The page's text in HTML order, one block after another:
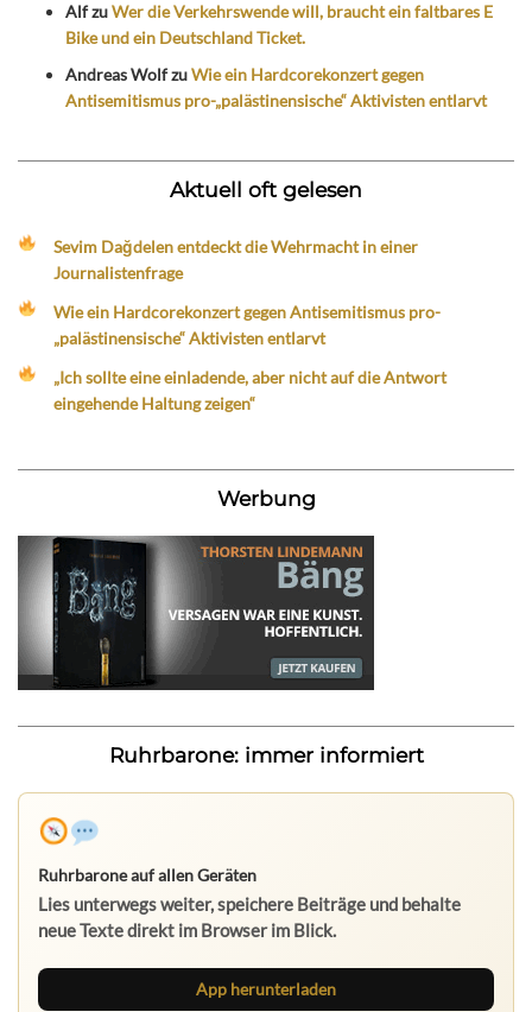
AlfzuWer die Verkehrswende will, braucht ein faltbares E
Bike und ein Deutschland Ticket.
Andreas WolfzuWie ein Hardcorekonzert gegen
Antisemitismus pro-„palästinensische“ Aktivisten entlarvt
Aktuell oft gelesen
Sevim Dağdelen entdeckt die Wehrmacht in einer
Journalistenfrage
Wie ein Hardcorekonzert gegen Antisemitismus pro-
„palästinensische“ Aktivisten entlarvt
„Ich sollte eine einladende, aber nicht auf die Antwort
eingehende Haltung zeigen“
Werbung
Ruhrbarone: immer informiert
Ruhrbarone auf allen Geräten
Lies unterwegs weiter, speichere Beiträge und behalte
neue Texte direkt im Browser im Blick.
App herunterladen